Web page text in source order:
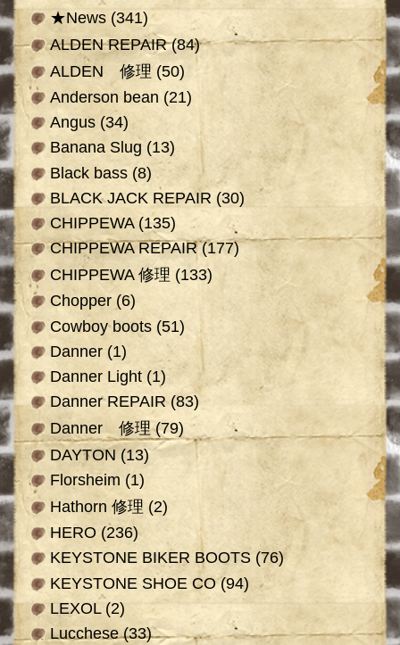
★News(341)
ALDEN REPAIR(84)
ALDEN 修理 (50)
Anderson bean (21)
Angus(34)
Banana Slug (13)
Black bass(8)
BLACK JACK REPAIR (30)
CHIPPEWA(135)
CHIPPEWA REPAIR(177)
CHIPPEWA 修理 (133)
Chopper(6)
Cowboy boots(51)
Danner(1)
Danner Light(1)
Danner REPAIR(83)
Danner 修理(79)
DAYTON(13)
Florsheim (1)
Hathorn 修理 (2)
HERO(236)
KEYSTONE BIKER BOOTS(76)
KEYSTONE SHOE CO(94)
LEXOL(2)
Lucchese(33)